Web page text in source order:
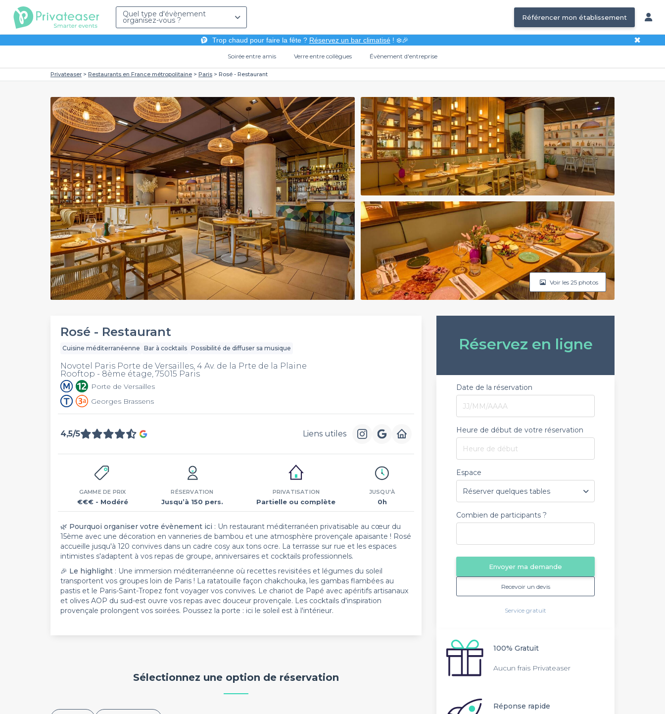
Quel type d'évènement
organisez-vous ? Référencer mon établissement
Trop chaud pour faire la fête ? Réservez un bar climatisé! ❄️🎉 ✖
Soirée entre amis Verre entre collègues Évènement d'entreprise
Privateaser Restaurants en France métropolitaine Paris Rosé - Restaurant
Voir les 25 photos
Rosé - Restaurant
Cuisine méditerranéenne Bar à cocktails Possibilité de diffuser sa musique
Novotel Paris Porte de Versailles, 4 Av. de la Prte de la Plaine
Rooftop - 8ème étage, 75015 Paris
Porte de Versailles
Georges Brassens
4,5/5 Liens utiles
GAMME DE PRIX
€€€ - Modéré
RÉSERVATION
Jusqu’à 150 pers.
PRIVATISATION
Partielle ou complète
JUSQU'À
0h
🌿 Pourquoi organiser votre évènement ici : Un restaurant méditerranéen privatisable au cœur du
15ème avec une décoration en vanneries de bambou et une atmosphère provençale apaisante ! Rosé
accueille jusqu'à 120 convives dans un cadre cosy aux tons ocre. La terrasse sur rue et les espaces
intimistes s'adaptent à vos repas de groupe, anniversaires et cocktails professionnels.
🎉 Le highlight : Une immersion méditerranéenne où recettes revisitées et légumes du soleil
transportent vos groupes loin de Paris ! La ratatouille façon chakchouka, les gambas flambées au
pastis et le Paris-Saint-Tropez font voyager vos convives. Le chariot de Papé avec apéritifs artisanaux
et olives AOP du sud-est ouvre vos repas avec douceur provençale. Les cocktails d'inspiration
provençale prolongent vos soirées. Poussez la porte : ici le soleil est à l'intérieur.
Sélectionnez une option de réservation
Réservez en ligne
Date de la réservation
Heure de début de votre réservation
Heure de début
Espace
Combien de participants ?
Envoyer ma demande
Recevoir un devis
Service gratuit
100% Gratuit
Aucun frais Privateaser
Réponse rapide